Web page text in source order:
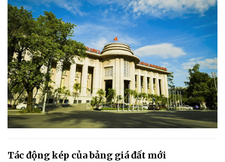
Tác động kép của bảng giá đất mới